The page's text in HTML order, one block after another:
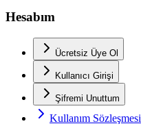
Hesabım
Ücretsiz Üye Ol
Kullanıcı Girişi
Şifremi Unuttum
Kullanım Sözleşmesi